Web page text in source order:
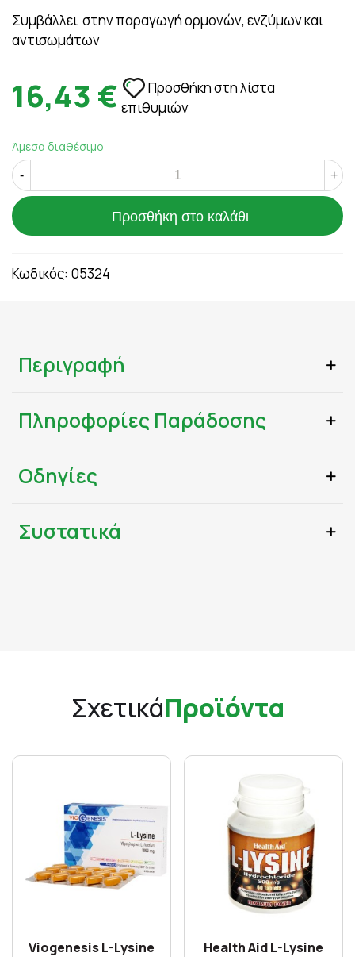
Συμβάλλει στην παραγωγή ορμονών, ενζύμων και
αντισωμάτων
16,43 €
Προσθήκη στη λίστα
επιθυμιών
Άμεσα διαθέσιμο
- +
Προσθήκη στο καλάθι
Κωδικός: 05324
Περιγραφή
Πληροφορίες Παράδοσης
Οδηγίες
Συστατικά
ΣχετικάΠροϊόντα
Viogenesis L-Lysine
Health Aid L-Lysine